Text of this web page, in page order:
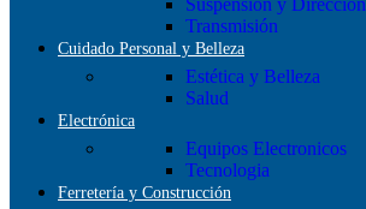
Suspensión y Dirección
Transmisión
Cuidado Personal y Belleza
Estética y Belleza
Salud
Electrónica
Equipos Electronicos
Tecnologia
Ferretería y Construcción